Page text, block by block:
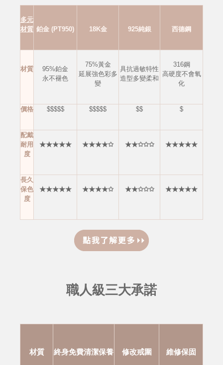
多元
材質 鉑金 (PT950) 18K金 925純銀 西德鋼
材質
95%鉑金
永不褪色
75%黃金
延展強色彩多
變
具抗過敏特性
造型多變柔和
316鋼
高硬度不會氧
化
價格 $$$$$ $$$$$ $$ $
配戴
耐用
度
★★★★★ ★★★★✩ ★★✩✩✩ ★★★★★
長久
保色
度
★★★★★ ★★★★✩ ★★✩✩✩ ★★★★★
職人級三大承諾
材質 終身免費清潔保養 修改戒圍 維修保固